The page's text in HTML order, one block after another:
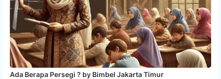
Ada Berapa Persegi ? by Bimbel Jakarta Timur